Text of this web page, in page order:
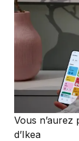
Vous n’aurez
d’Ikea